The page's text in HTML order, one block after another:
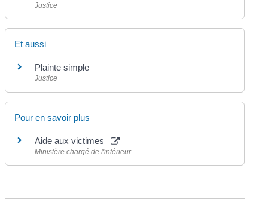
Justice
Et aussi
Plainte simple
Justice
Pour en savoir plus
Aide aux victimes
Ministère chargé de l'intérieur